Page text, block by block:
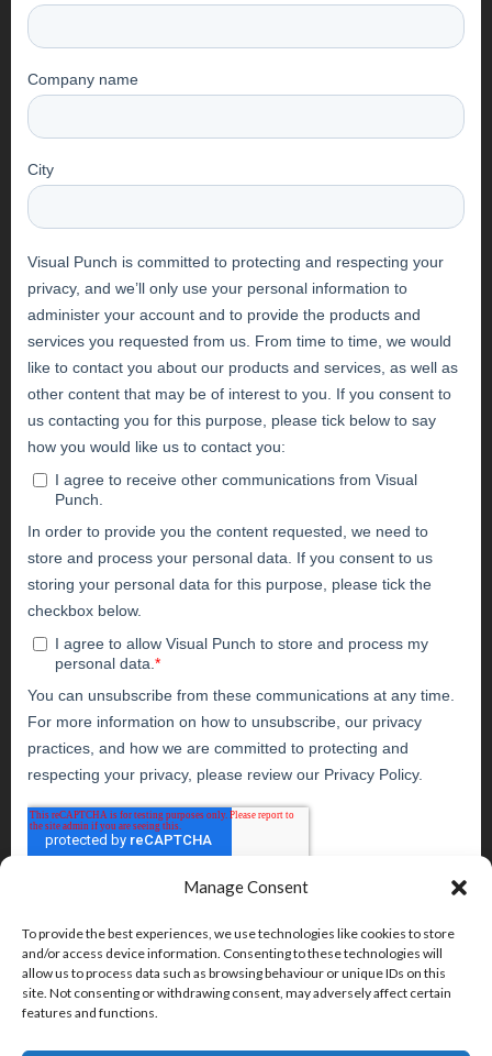
Manage Consent
To provide the best experiences, we use technologies like cookies to store
and/or access device information. Consenting to these technologies will
allow us to process data such as browsing behaviour or unique IDs on this
site. Not consenting or withdrawing consent, may adversely affect certain
features and functions.